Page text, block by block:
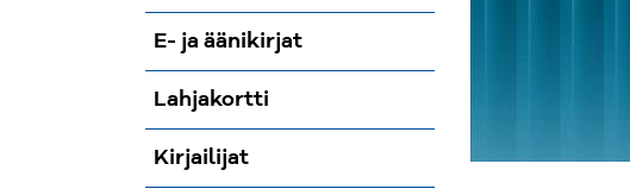
E- ja äänikirjat
Lahjakortti
Kirjailijat